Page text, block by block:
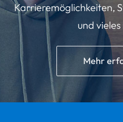
Karrieremöglichkeiten,
und
Mehr